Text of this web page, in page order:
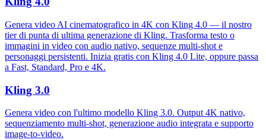
Genera video AI cinematografico in 4K con Kling 4.0 — il nostro
tier di punta di ultima generazione di Kling. Trasforma testo o
immagini in video con audio nativo, sequenze multi-shot e
personaggi persistenti. Inizia gratis con Kling 4.0 Lite, oppure passa
a Fast, Standard, Pro e 4K.
Kling 3.0
Genera video con l'ultimo modello Kling 3.0. Output 4K nativo,
sequenziamento multi-shot, generazione audio integrata e supporto
image-to-video.